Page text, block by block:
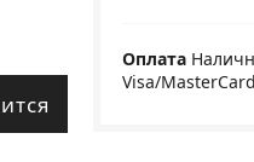
Оплата
Visa/